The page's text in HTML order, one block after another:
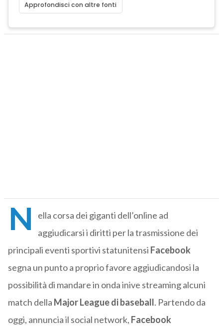
Approfondisci con altre fonti
N
ella corsa dei giganti dell’online ad
aggiudicarsi i diritti per la trasmissione dei
principali eventi sportivi statunitensi Facebook
segna un punto a proprio favore aggiudicandosi la
possibilità di mandare in onda inive streaming alcuni
match della Major League di baseball. Partendo da
oggi, annuncia il social network, Facebook